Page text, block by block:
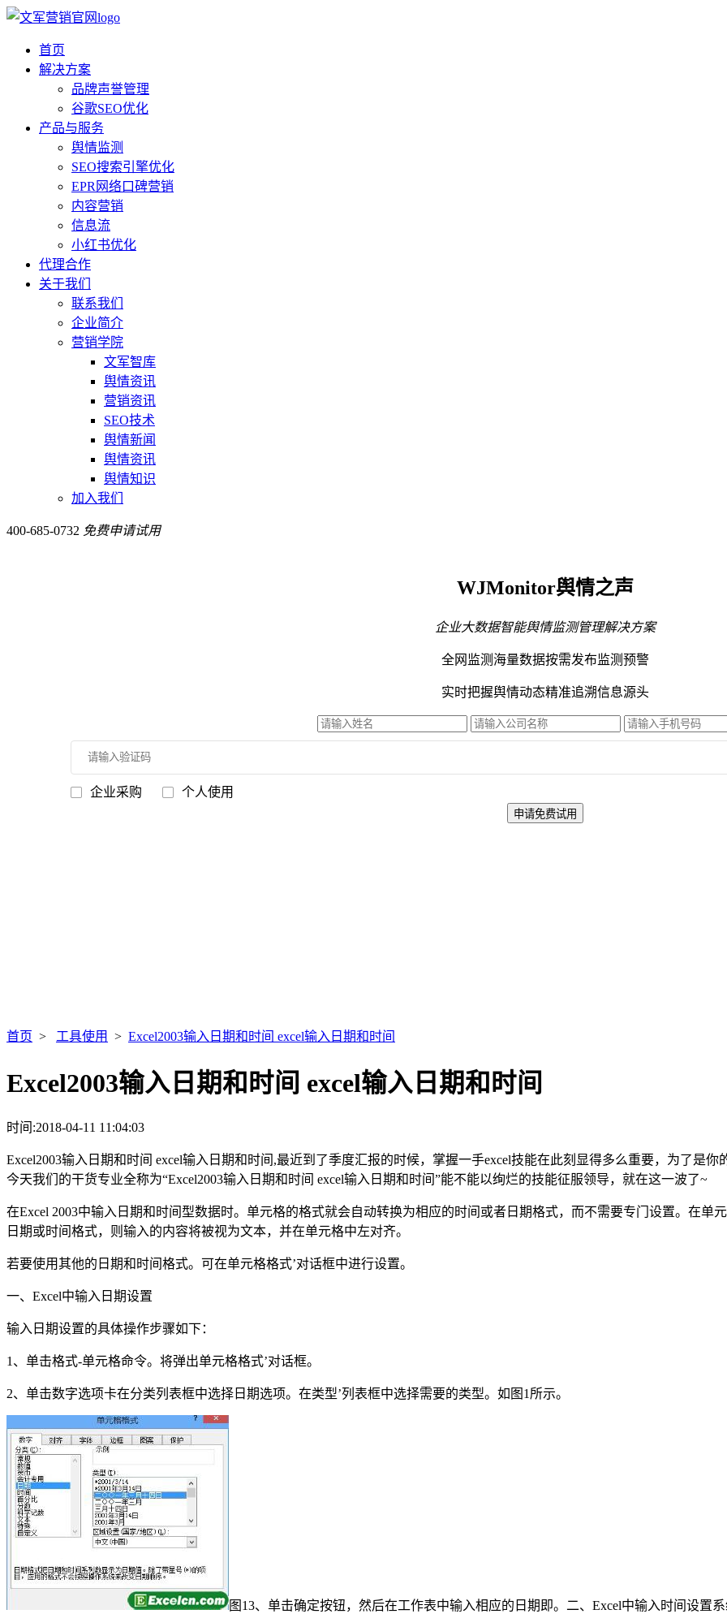
首页
解决方案
品牌声誉管理
谷歌SEO优化
产品与服务
舆情监测
SEO搜索引擎优化
EPR网络口碑营销
内容营销
信息流
小红书优化
代理合作
关于我们
联系我们
企业简介
营销学院
文军智库
舆情资讯
营销资讯
SEO技术
舆情新闻
舆情资讯
舆情知识
加入我们
400-685-0732 免费申请试用
WJMonitor舆情之声
企业大数据智能舆情监测管理解决方案
全网监测海量数据按需发布监测预警
实时把握舆情动态精准追溯信息源头
企业采购 个人使用
首页 > 工具使用 > Excel2003输入日期和时间 excel输入日期和时间
Excel2003输入日期和时间 excel输入日期和时间
时间:2018-04-11 11:04:03
Excel2003输入日期和时间 excel输入日期和时间,最近到了季度汇报的时候，掌握一手excel技能在此刻显得多么重要，为了是你
今天我们的干货专业全称为“Excel2003输入日期和时间 excel输入日期和时间”能不能以绚烂的技能征服领导，就在这一波了~
在Excel 2003中输入日期和时间型数据时。单元格的格式就会自动转换为相应的时间或者日期格式，而不需要专门设置。在单
日期或时间格式，则输入的内容将被视为文本，并在单元格中左对齐。
若要使用其他的日期和时间格式。可在单元格格式’对话框中进行设置。
一、Excel中输入日期设置
输入日期设置的具体操作步骤如下：
1、单击格式-单元格命令。将弹出单元格格式’对话框。
2、单击数字选项卡在分类列表框中选择日期选项。在类型’列表框中选择需要的类型。如图1所示。
图13、单击确定按钮，然后在工作表中输入相应的日期即。二、Excel中输入时间设置